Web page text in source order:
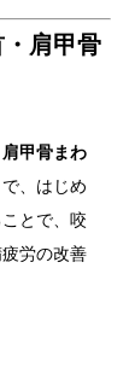
肩甲骨
甲骨まわ
、はじめ
とで、咬
労の改善